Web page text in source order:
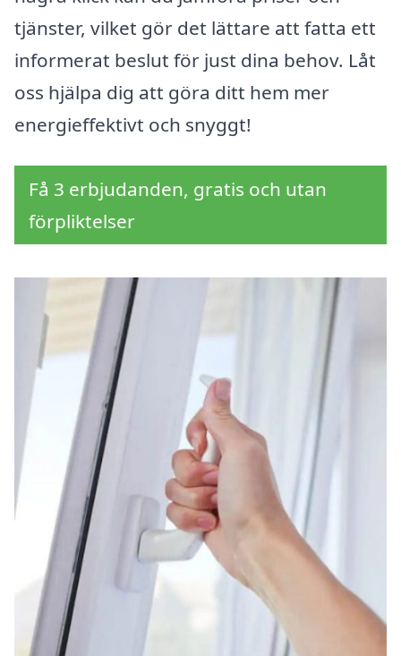
tjänster, vilket gör det lättare att fatta ett
informerat beslut för just dina behov. Låt
oss hjälpa dig att göra ditt hem mer
energieffektivt och snyggt!
Få 3 erbjudanden, gratis och utan
förpliktelser